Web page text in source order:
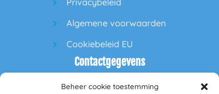
Beheer cookie toestemming
Privacybeleid
Algemene voorwaarden
Cookiebeleid EU
Contactgegevens